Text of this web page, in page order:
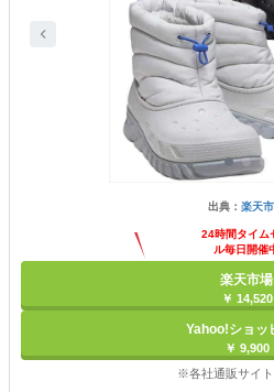
出典： 楽天
24時間タイム
ル毎日開催
楽天市場
￥ 14,520
Yahoo!ショッ
￥ 9,900
※各社通販サイ